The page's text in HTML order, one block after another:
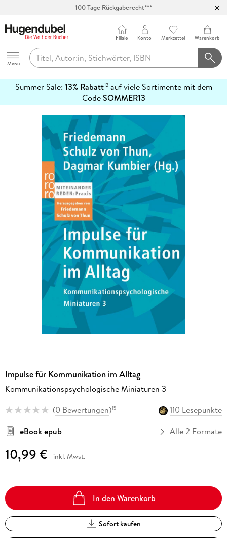
100 Tage Rückgaberecht***
Hugendubel
Menu
Filiale Konto Merkzettel Warenkorb
Summer Sale: 13% Rabatt12auf viele Sortimente mit dem
CodeSOMMER13
erfahren
Impulse für Kommunikation im Alltag
Kommunikationspsychologische Miniaturen 3
(0 Bewertungen)15
110 Lesepunkte
eBook epub
Alle 2 Formate
10,99 € inkl. Mwst.
In den Warenkorb
Sofort kaufen